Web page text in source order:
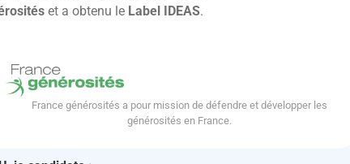
et a obtenu le Label IDEAS.
France générosités a pour mission de défendre et développer les
générosités en France.